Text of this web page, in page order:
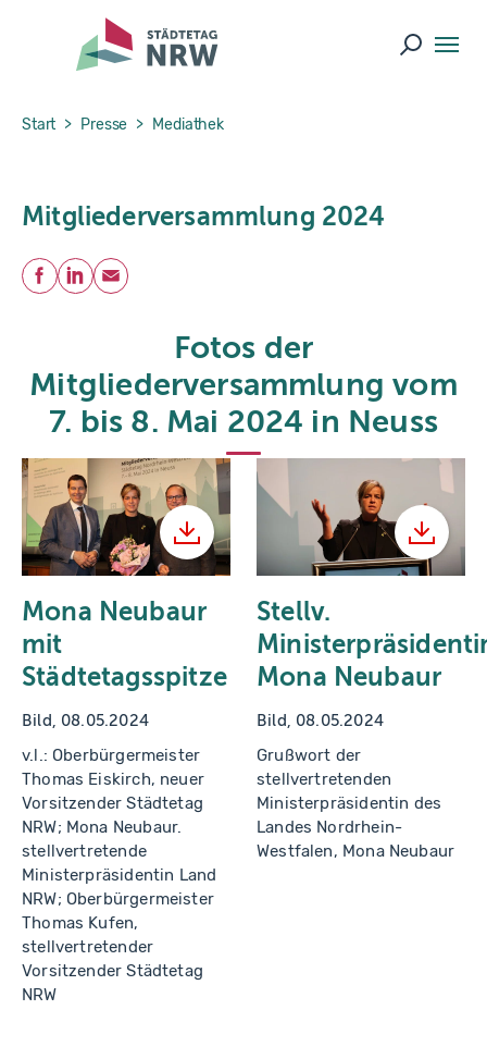
Skip to main navigation
Skip to main content
Skip to page footer
Suche
You are here:
Start Presse Mediathek
Mitgliederversammlung 2024
Teilen
Facebook
LinkedIn
E-Mail
Fotos der
Mitgliederversammlung vom
7. bis 8. Mai 2024 in Neuss
Herunterladen
Mona Neubaur
mit
Städtetagsspitze
Bild, 08.05.2024
v.l.: Oberbürgermeister
Thomas Eiskirch, neuer
Vorsitzender Städtetag
NRW; Mona Neubaur.
stellvertretende
Ministerpräsidentin Land
NRW; Oberbürgermeister
Thomas Kufen,
stellvertretender
Vorsitzender Städtetag
NRW
Stellv.
Mona Neubaur
Bild, 08.05.2024
Grußwort der
stellvertretenden
Ministerpräsidentin des
Landes Nordrhein-
Westfalen, Mona Neubaur